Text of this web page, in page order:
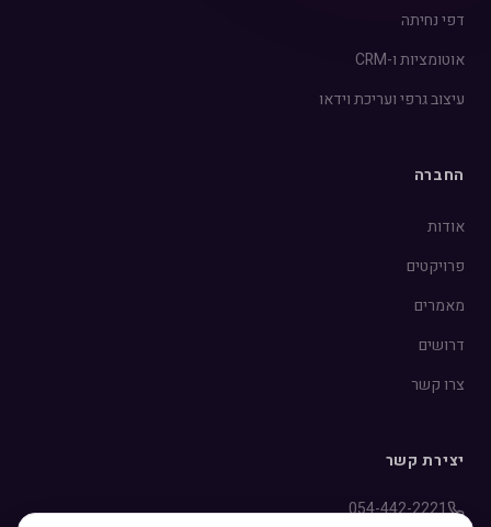
דפי נחיתה
אוטומציות ו-CRM
עיצוב גרפי ועריכת וידאו
החברה
אודות
פרויקטים
מאמרים
דרושים
צרו קשר
יצירת קשר
054-442-2221